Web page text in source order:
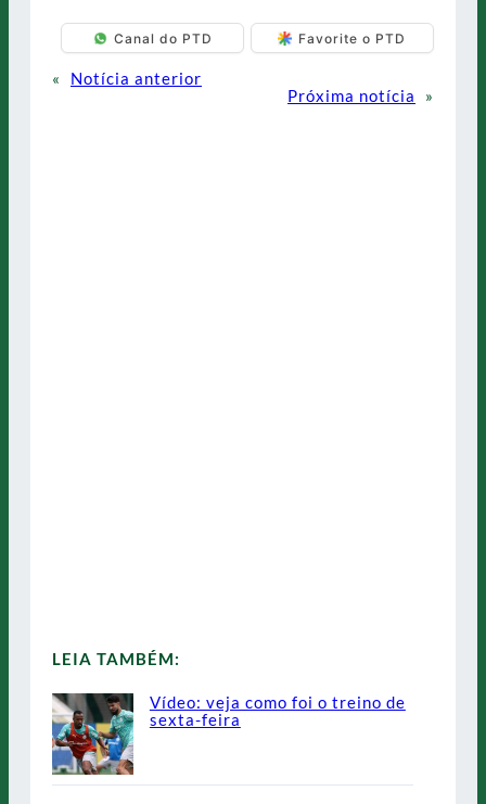
Canal do PTD Favorite o PTD
«
Notícia anterior
Próxima notícia
»
LEIA TAMBÉM:
Vídeo: veja como foi o treino de
sexta-feira